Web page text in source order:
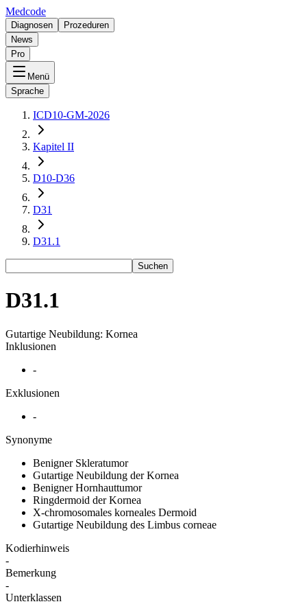
Medcode
Diagnosen
Prozeduren
News
Pro
Menü
Sprache
ICD10-GM-2026
Kapitel II
D10-D36
D31
D31.1
Suchen
D31.1
Gutartige Neubildung: Kornea
Inklusionen
-
Exklusionen
-
Synonyme
Benigner Skleratumor
Gutartige Neubildung der Kornea
Benigner Hornhauttumor
Ringdermoid der Kornea
X-chromosomales korneales Dermoid
Gutartige Neubildung des Limbus corneae
Kodierhinweis
-
Bemerkung
-
Unterklassen